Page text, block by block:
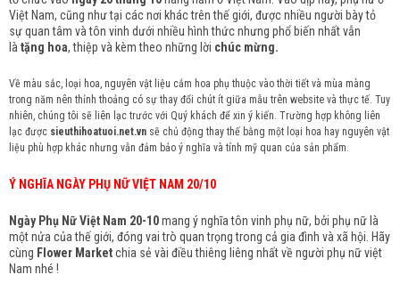
Việt Nam, cũng như tại các nơi khác trên thế giới, được nhiều người bày tỏ
sự quan tâm và tôn vinh dưới nhiều hình thức nhưng phổ biến nhất vẫn
là tặng hoa, thiệp và kèm theo những lời chúc mừng.
Về màu sắc, loại hoa, nguyên vật liệu cắm hoa phụ thuộc vào thời tiết và mùa màng
trong năm nên thỉnh thoảng có sự thay đổi chút ít giữa mẫu trên website và thực tế. Tuy
nhiên, chúng tôi sẽ liên lạc trước với Quý khách để xin ý kiến. Trường hợp không liên
lạc được sieuthihoatuoi.net.vn sẽ chủ động thay thế bằng một loại hoa hay nguyên vật
liệu phù hợp khác nhưng vẫn đảm bảo ý nghĩa và tính mỹ quan của sản phẩm.
Ý NGHĨA NGÀY PHỤ NỮ VIỆT NAM 20/10
Ngày Phụ Nữ Việt Nam 20-10mang ý nghĩa tôn vinh phụ nữ, bởi phụ nữ là
một nửa của thế giới, đóng vai trò quan trọng trong cả gia đình và xã hội. Hãy
cùng Flower Marketchia sẻ vài điều thiêng liêng nhất về người phụ nữ việt
Nam nhé !